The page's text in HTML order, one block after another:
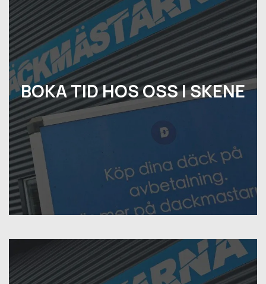
BOKA TID HOS OSS I SKENE